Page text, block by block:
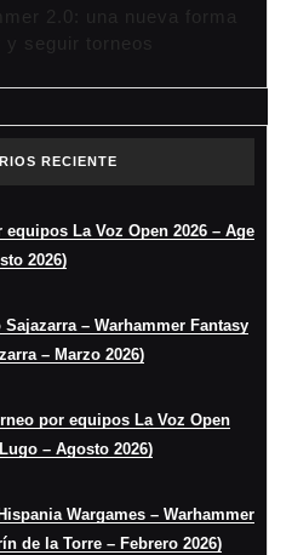
2.0: una nueva forma
y seguir torneos
RECIENTE
equipos La Voz Open 2026 – Age
2026)
– Warhammer Fantasy
– Marzo 2026)
por equipos La Voz Open
– Agosto 2026)
Wargames – Warhammer
de la Torre – Febrero 2026)